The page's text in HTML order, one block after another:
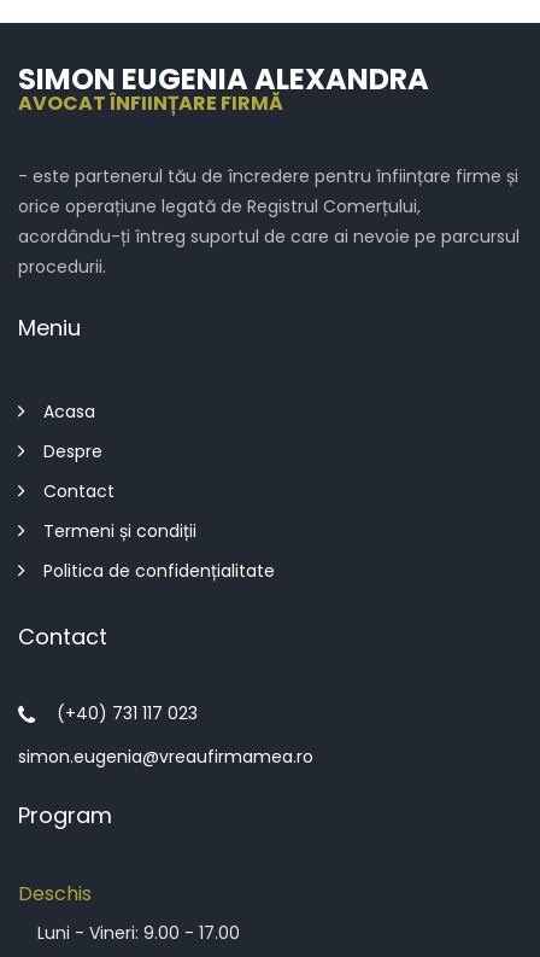
SIMON EUGENIA ALEXANDRA
AVOCAT ÎNFIINȚARE FIRMĂ
- este partenerul tău de încredere pentru înființare firme și
orice operațiune legată de Registrul Comerțului,
acordându-ți întreg suportul de care ai nevoie pe parcursul
procedurii.
Meniu
Acasa
Despre
Contact
Termeni și condiții
Politica de confidențialitate
Contact
(+40) 731 117 023
simon.eugenia@vreaufirmamea.ro
Program
Deschis
Luni - Vineri: 9.00 - 17.00